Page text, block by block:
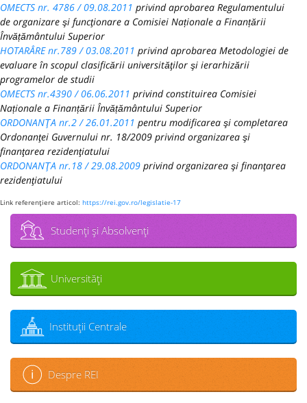
OMECTS nr. 4786 / 09.08.2011 privind aprobarea Regulamentului
de organizare şi funcţionare a Comisiei Naționale a Finanțării
Învățământului Superior
HOTARÂRE nr.789 / 03.08.2011 privind aprobarea Metodologiei de
evaluare în scopul clasificării universităţilor şi ierarhizării
programelor de studii
OMECTS nr.4390 / 06.06.2011 privind constituirea Comisiei
Naționale a Finanțării Învățământului Superior
ORDONANŢA nr.2 / 26.01.2011 pentru modificarea şi completarea
Ordonanţei Guvernului nr. 18/2009 privind organizarea şi
finanţarea rezidenţiatului
ORDONANŢA nr.18 / 29.08.2009 privind organizarea şi finanţarea
rezidenţiatului
Link referenţiere articol: https://rei.gov.ro/legislatie-17
Studenţi şi Absolvenţi
Universităţi
Instituţii Centrale
Despre REI